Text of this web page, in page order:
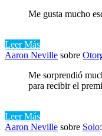
Me gusta mucho
Leer Más
Aaron Neville sobre
Me sorprendió
para recibir el
Leer Más
Aaron Neville sobre Solo: